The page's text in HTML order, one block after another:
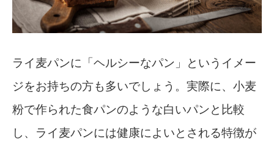
ライ麦パンに「ヘルシーなパン」というイメー
ジをお持ちの方も多いでしょう。実際に、小麦
粉で作られた食パンのような白いパンと比較
し、ライ麦パンには健康によいとされる特徴が